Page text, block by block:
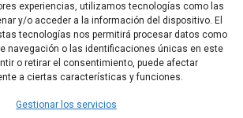
experiencias, utilizamos tecnologías como las
y/o acceder a la información del dispositivo. El
tecnologías nos permitirá procesar datos como
navegación o las identificaciones únicas en este
o retirar el consentimiento, puede afectar
a ciertas características y funciones.
Gestionar los servicios
descienda sobre nosotros,
que tenemos en ti.
Anterior Capítulo Siguiente